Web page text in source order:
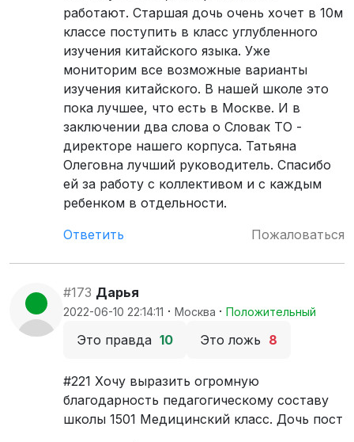
работают. Старшая дочь очень хочет в 10м
классе поступить в класс углубленного
изучения китайского языка. Уже
мониторим все возможные варианты
изучения китайского. В нашей школе это
пока лучшее, что есть в Москве. И в
заключении два слова о Словак ТО -
директоре нашего корпуса. Татьяна
Олеговна лучший руководитель. Спасибо
ей за работу с коллективом и с каждым
ребенком в отдельности.
Ответить
Пожаловаться
#173 Дарья
2022-06-10 22:14:11 · Москва · Положительный
Это правда 10 Это ложь 8
#221 Хочу выразить огромную
благодарность педагогическому составу
школы 1501 Медицинский класс. Дочь пост